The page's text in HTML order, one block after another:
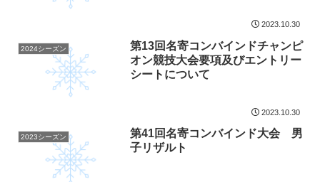
2023.10.30
2024シーズン
第13回名寄コンバインドチャンピ
オン競技大会要項及びエントリー
シートについて
2023.10.30
2023シーズン
第41回名寄コンバインド大会 男
子リザルト